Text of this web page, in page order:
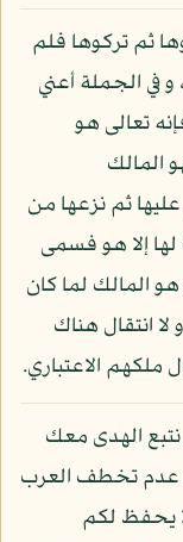
ثم تركوها فلم
في الجملة أعني
تعالى هو
المالك
ثم نزعها من
إلا هو فسمى
هو المالك لما كان
لا انتقال هناك
ملكهم الاعتباري.
نتبع الهدى معك
تخطف العرب
يحفظ لكم